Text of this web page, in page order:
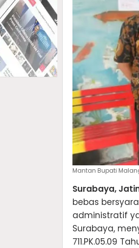
Mantan Bupati
Surabaya,
bebas
administratif
Surabaya,
711.PK.05.09